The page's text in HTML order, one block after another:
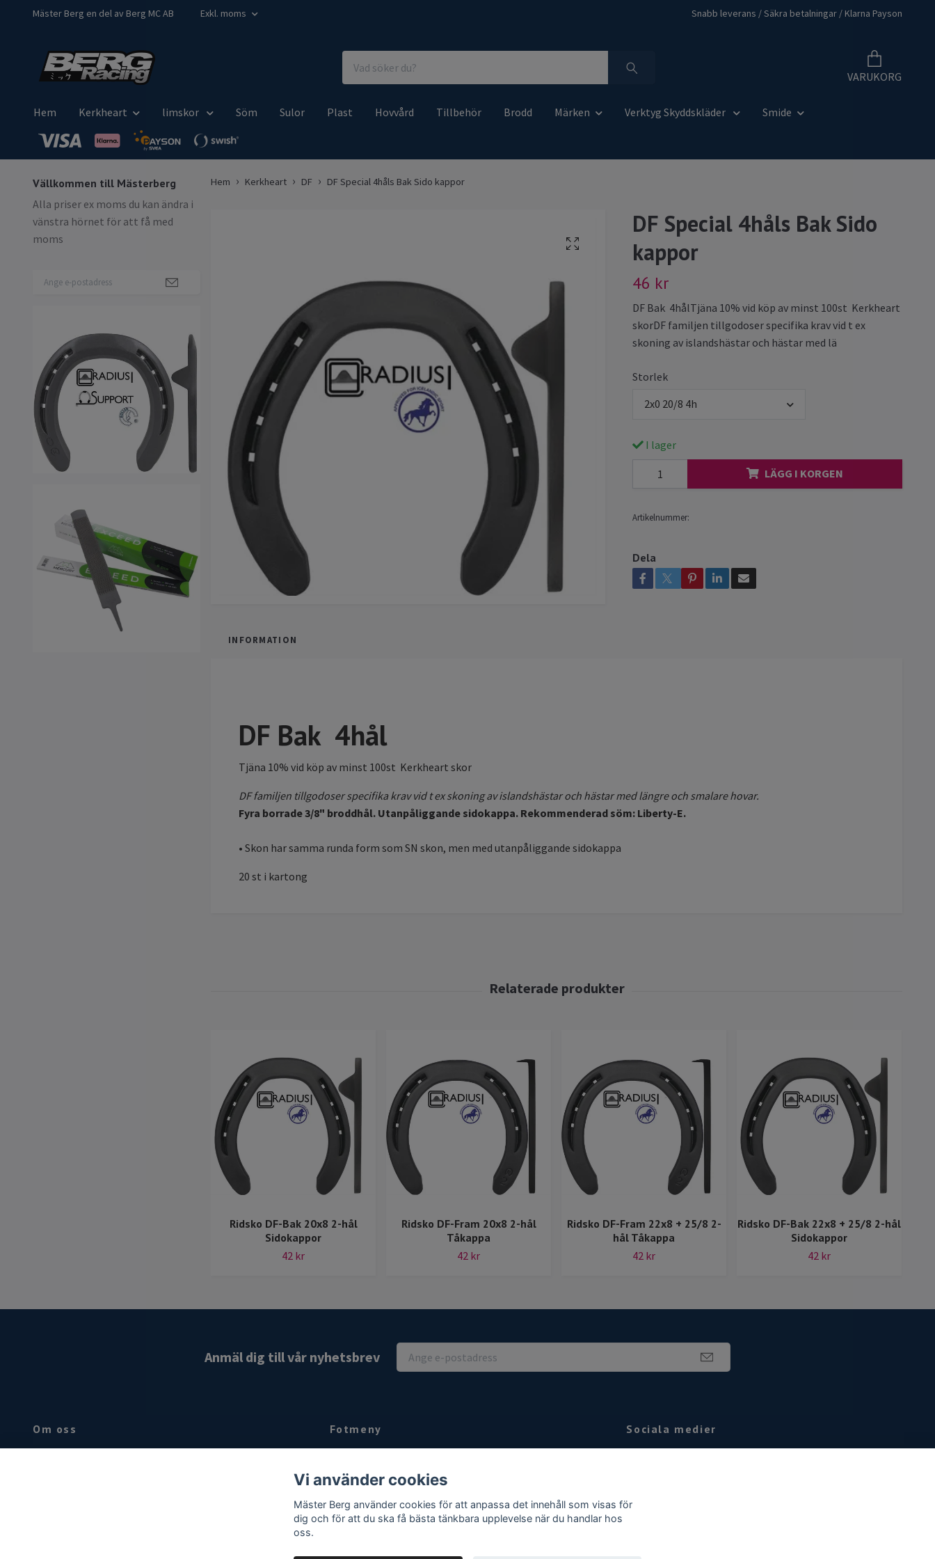
Mäster Berg en del av Berg MC AB Exkl. moms Snabb leverans / Säkra betalningar / Klarna Payson
VARUKORG
Hem Kerkheart limskor Söm Sulor Plast Hovvård Tillbehör Brodd Märken Verktyg Skyddskläder Smide
Vällkommen till Mästerberg
Alla priser ex moms du kan ändra i
vänstra hörnet för att få med
moms
Hem Kerkheart DF DF Special 4håls Bak Sido kappor
DF Special 4håls Bak Sido
kappor
46 kr
DF Bak 4hålTjäna 10% vid köp av minst 100st Kerkheart
skorDF familjen tillgodoser specifika krav vid t ex
skoning av islandshästar och hästar med lä
Storlek
2x0 20/8 4h
I lager
LÄGG I KORGEN
Artikelnummer:
Dela
INFORMATION
DF Bak 4hål
Tjäna 10% vid köp av minst 100st Kerkheart skor
DF familjen tillgodoser specifika krav vid t ex skoning av islandshästar och hästar med längre och smalare hovar.
Fyra borrade 3/8" broddhål. Utanpåliggande sidokappa. Rekommenderad söm: Liberty-E.
• Skon har samma runda form som SN skon, men med utanpåliggande sidokappa
20 st i kartong
Ridsko DF-Bak 20x8 2-hål
Sidokappor
42 kr
Ridsko DF-Fram 20x8 2-hål
Tåkappa
42 kr
Ridsko DF-Fram 22x8 + 25/8 2-
hål Tåkappa
42 kr
Ridsko DF-Bak 22x8 + 25/8 2-hål
Sidokappor
42 kr
Anmäl dig till vår nyhetsbrev
Om oss Fotmeny
Köpvillkor
Om
Sociala medier
Vi använder cookies
Mäster Berg använder cookies för att anpassa det innehåll som visas för
dig och för att du ska få bästa tänkbara upplevelse när du handlar hos
oss.